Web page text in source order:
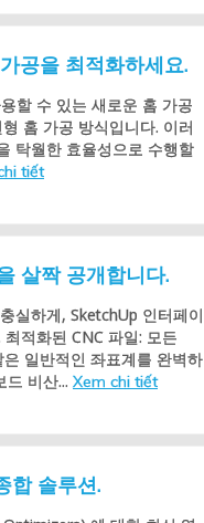
공을 최적화하세요.
할 수 있는 새로운 홈 가공
홈 가공 방식입니다. 이러
탁월한 효율성으로 수행할
tiết
살짝 공개합니다.
실하게, SketchUp 인터페이
적화된 CNC 파일: 모든
일반적인 좌표계를 완벽하
비산... Xem chi tiết
합 솔루션.